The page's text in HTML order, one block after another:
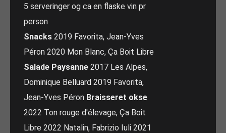
5 serveringer og ca en flaske vin pr
person
Snacks 2019 Favorita, Jean-Yves
Péron 2020 Mon Blanc, Ça Boit Libre
Salade Paysanne 2017 Les Alpes,
Dominique Belluard 2019 Favorita,
Jean-Yves Péron Braisseret okse
2022 Ton rouge d'élevage, Ça Boit
Libre 2022 Natalin, Fabrizio Iuli 2021